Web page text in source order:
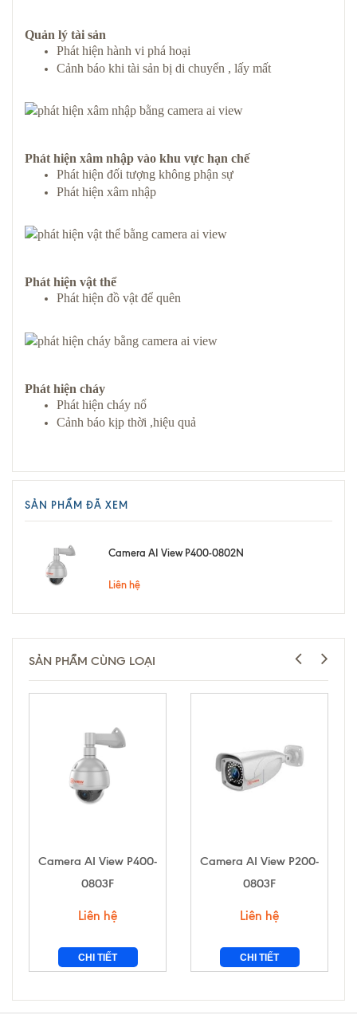
Quản lý tài sản
Phát hiện hành vi phá hoại
Cảnh báo khi tài sản bị di chuyển , lấy mất
Phát hiện xâm nhập vào khu vực hạn chế
Phát hiện đối tượng không phận sự
Phát hiện xâm nhập
Phát hiện vật thể
Phát hiện đồ vật để quên
Phát hiện cháy
Phát hiện cháy nổ
Cảnh báo kịp thời ,hiệu quả
SẢN PHẨM ĐÃ XEM
Camera AI View P400-0802N
Liên hệ
SẢN PHẨM CÙNG LOẠI
Camera AI View P400-
0803F
Liên hệ
CHI TIẾT
Camera AI View P200-
0803F
Liên hệ
CHI TIẾT